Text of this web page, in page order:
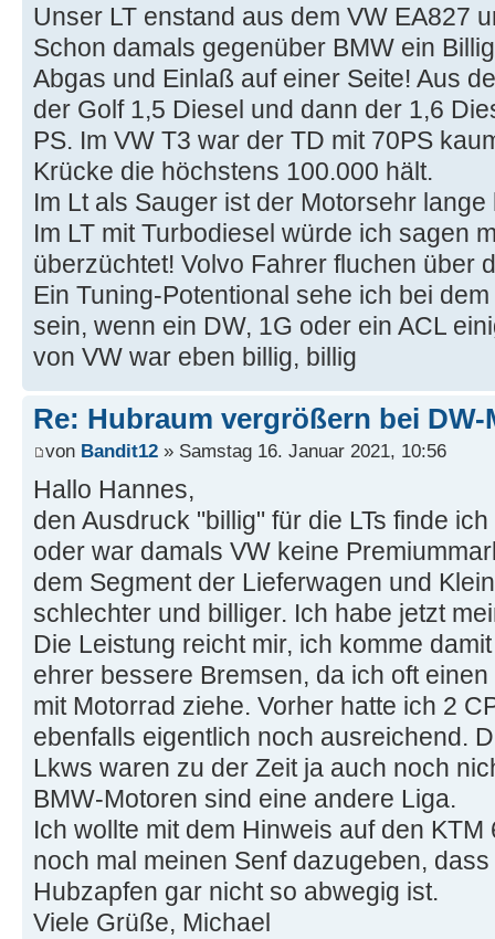
Unser LT enstand aus dem VW EA827
Schon damals gegenüber BMW ein
Abgas und Einlaß auf einer Seite! Aus
der Golf 1,5 Diesel und dann der 1,6
PS. Im VW T3 war der TD mit 70PS
Krücke die höchstens 100.000 hält.
Im Lt als Sauger ist der Motorsehr
Im LT mit Turbodiesel würde ich sagen
überzüchtet! Volvo Fahrer fluchen über
Ein Tuning-Potentional sehe ich bei
sein, wenn ein DW, 1G oder ein ACL
von VW war eben billig, billig
Re: Hubraum vergrößern bei
von Bandit12 » Samstag 16. Januar 2021, 10:56
Hallo Hannes,
den Ausdruck "billig" für die LTs finde
oder war damals VW keine
dem Segment der Lieferwagen und
schlechter und billiger. Ich habe jetzt
Die Leistung reicht mir, ich komme
ehrer bessere Bremsen, da ich oft
mit Motorrad ziehe. Vorher hatte ich 2
ebenfalls eigentlich noch ausreichend.
Lkws waren zu der Zeit ja auch noch
BMW-Motoren sind eine andere Liga.
Ich wollte mit dem Hinweis auf den
noch mal meinen Senf dazugeben,
Hubzapfen gar nicht so abwegig ist.
Viele Grüße, Michael